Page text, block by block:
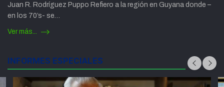
Juan R. Rodríguez Puppo Refiero a la región en Guyana donde –
en los 70’s- se…
Ver más...
INFORMES ESPECIALES